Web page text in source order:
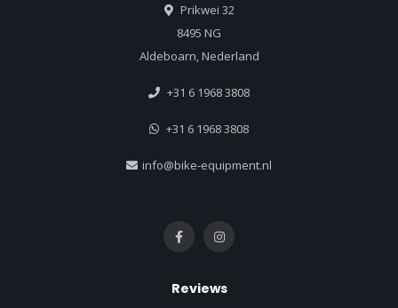
Prikwei 32
8495 NG
Aldeboarn, Nederland
+31 6 1968 3808
+31 6 1968 3808
info@bike-equipment.nl
Reviews